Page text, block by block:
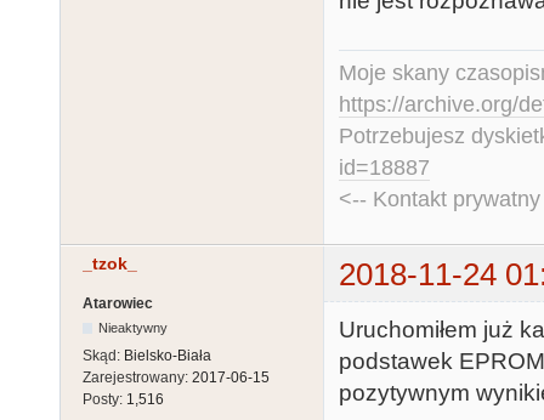
Moje skany
https://archive.org/
Potrzebujesz
id=18887
<-- Kontakt
_tzok_ 2018-11-24
Atarowiec
Nieaktywny
Skąd: Bielsko-Biała
Zarejestrowany: 2017-06-15
Posty: 1,516
Uruchomiłem już
podstawek
pozytywnym